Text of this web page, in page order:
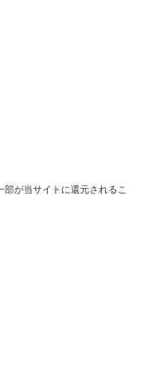
が当サイトに還元されるこ